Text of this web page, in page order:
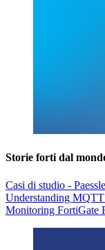
Storie forti dal
Casi di studio -
Understanding
Monitoring FortiGate